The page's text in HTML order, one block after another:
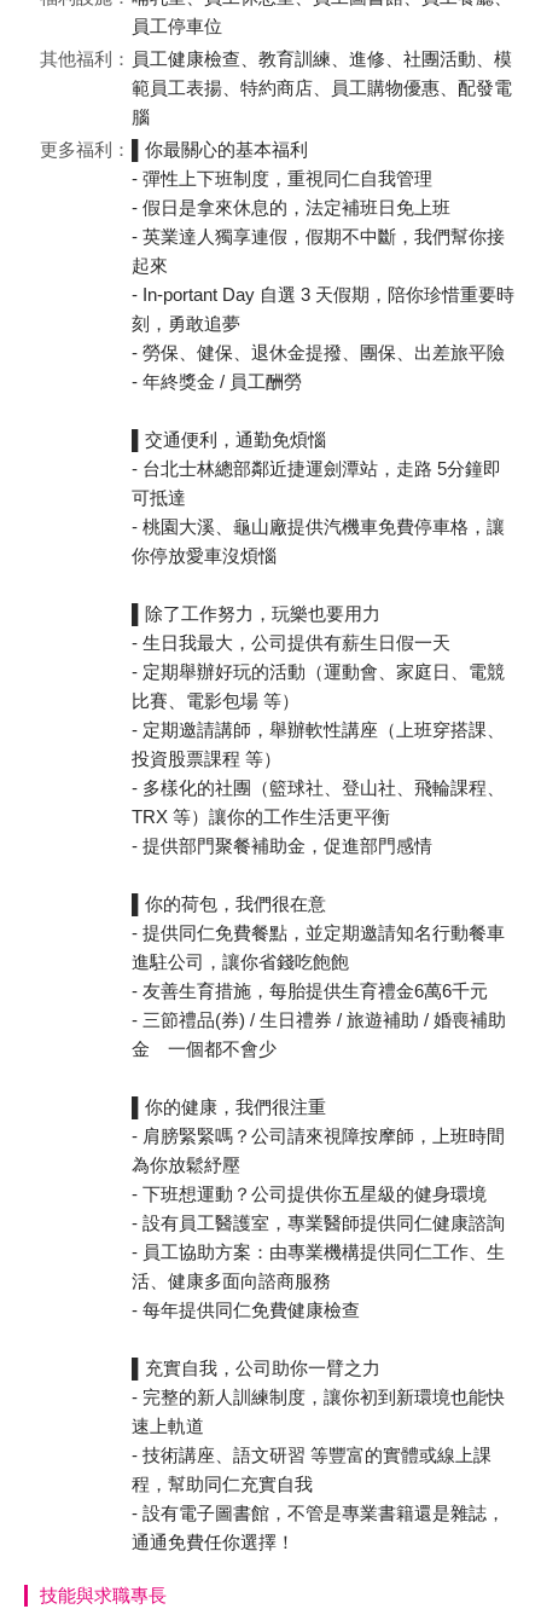
員工停車位
其他福利： 員工健康檢查、教育訓練、進修、社團活動、模
範員工表揚、特約商店、員工購物優惠、配發電
腦
更多福利：
▌你最關心的基本福利
- 彈性上下班制度，重視同仁自我管理
- 假日是拿來休息的，法定補班日免上班
- 英業達人獨享連假，假期不中斷，我們幫你接
起來
- In-portant Day 自選 3 天假期，陪你珍惜重要時
刻，勇敢追夢
- 勞保、健保、退休金提撥、團保、出差旅平險
- 年終獎金 / 員工酬勞
▌交通便利，通勤免煩惱
- 台北士林總部鄰近捷運劍潭站，走路 5分鐘即
可抵達
- 桃園大溪、龜山廠提供汽機車免費停車格，讓
你停放愛車沒煩惱
▌除了工作努力，玩樂也要用力
- 生日我最大，公司提供有薪生日假一天
- 定期舉辦好玩的活動（運動會、家庭日、電競
比賽、電影包場 等）
- 定期邀請講師，舉辦軟性講座（上班穿搭課、
投資股票課程 等）
- 多樣化的社團（籃球社、登山社、飛輪課程、
TRX 等）讓你的工作生活更平衡
- 提供部門聚餐補助金，促進部門感情
▌你的荷包，我們很在意
- 提供同仁免費餐點，並定期邀請知名行動餐車
進駐公司，讓你省錢吃飽飽
- 友善生育措施，每胎提供生育禮金6萬6千元
- 三節禮品(券) / 生日禮券 / 旅遊補助 / 婚喪補助
金 一個都不會少
▌你的健康，我們很注重
- 肩膀緊緊嗎？公司請來視障按摩師，上班時間
為你放鬆紓壓
- 下班想運動？公司提供你五星級的健身環境
- 設有員工醫護室，專業醫師提供同仁健康諮詢
- 員工協助方案：由專業機構提供同仁工作、生
活、健康多面向諮商服務
- 每年提供同仁免費健康檢查
▌充實自我，公司助你一臂之力
- 完整的新人訓練制度，讓你初到新環境也能快
速上軌道
- 技術講座、語文研習 等豐富的實體或線上課
程，幫助同仁充實自我
- 設有電子圖書館，不管是專業書籍還是雜誌，
通通免費任你選擇！
技能與求職專長